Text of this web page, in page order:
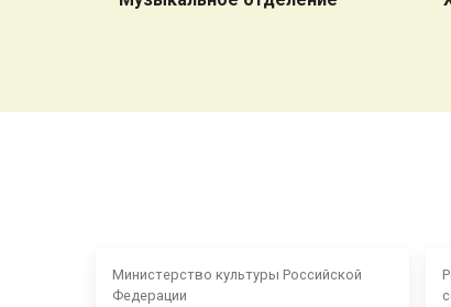
Министерство культуры Российской
Федерации